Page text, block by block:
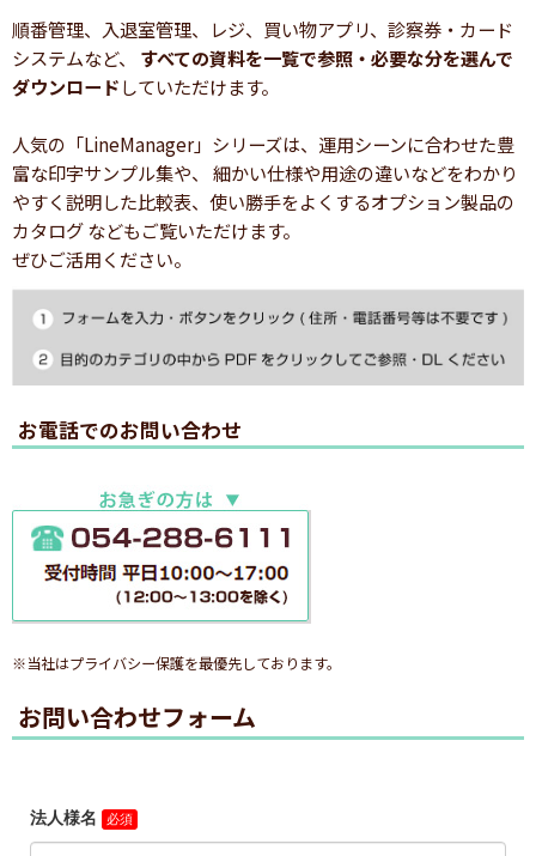
順番管理、入退室管理、レジ、買い物アプリ、診察券・カード
システムなど、 すべての資料を一覧で参照・必要な分を選んで
ダウンロードしていただけます。
人気の「LineManager」シリーズは、運用シーンに合わせた豊
富な印字サンプル集や、 細かい仕様や用途の違いなどをわかり
やすく説明した比較表、使い勝手をよくするオプション製品の
カタログ などもご覧いただけます。
ぜひご活用ください。
お電話でのお問い合わせ
※当社はプライバシー保護を最優先しております。
お問い合わせフォーム